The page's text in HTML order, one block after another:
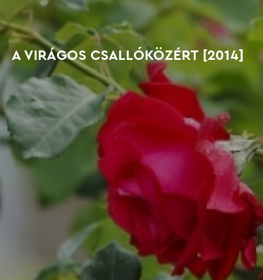
A VIRÁGOS CSALLÓKÖZÉRT [2014]